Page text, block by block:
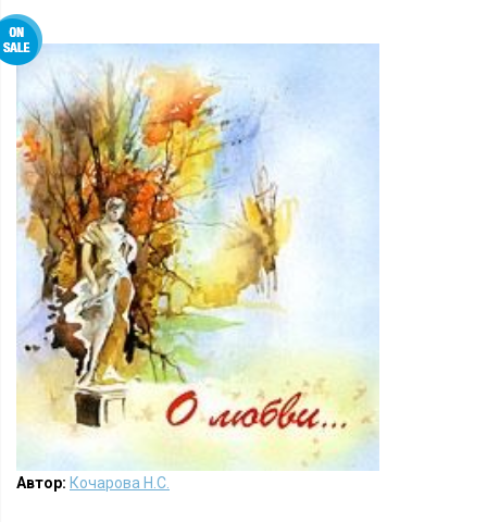
Автор: Кочарова Н.С.